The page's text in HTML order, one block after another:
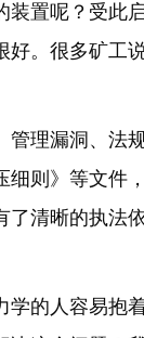
置呢？受此
。很多矿工
理漏洞、法
则》等文件
了清晰的执法
的人容易抱